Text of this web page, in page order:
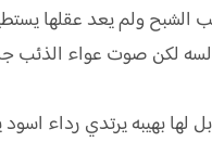
ولم يعد عقلها
لكن صوت عواء
بهيبه يرتدي رداء